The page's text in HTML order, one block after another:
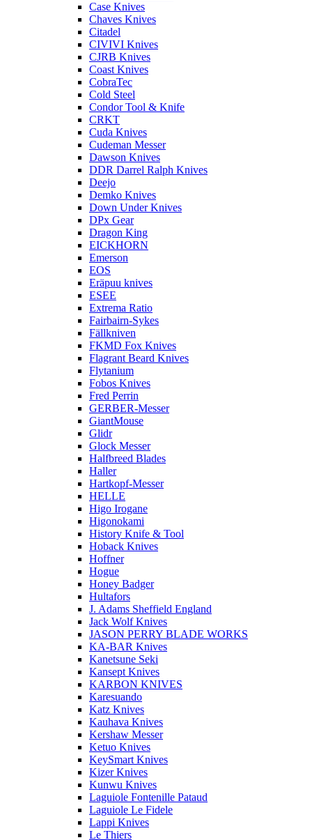
Case Knives
Chaves Knives
Citadel
CIVIVI Knives
CJRB Knives
Coast Knives
CobraTec
Cold Steel
Condor Tool & Knife
CRKT
Cuda Knives
Cudeman Messer
Dawson Knives
DDR Darrel Ralph Knives
Deejo
Demko Knives
Down Under Knives
DPx Gear
Dragon King
EICKHORN
Emerson
EOS
Eräpuu knives
ESEE
Extrema Ratio
Fairbairn-Sykes
Fällkniven
FKMD Fox Knives
Flagrant Beard Knives
Flytanium
Fobos Knives
Fred Perrin
GERBER-Messer
GiantMouse
Glidr
Glock Messer
Halfbreed Blades
Haller
Hartkopf-Messer
HELLE
Higo Irogane
Higonokami
History Knife & Tool
Hoback Knives
Hoffner
Hogue
Honey Badger
Hultafors
J. Adams Sheffield England
Jack Wolf Knives
JASON PERRY BLADE WORKS
KA-BAR Knives
Kanetsune Seki
Kansept Knives
KARBON KNIVES
Karesuando
Katz Knives
Kauhava Knives
Kershaw Messer
Ketuo Knives
KeySmart Knives
Kizer Knives
Kunwu Knives
Laguiole Fontenille Pataud
Laguiole Le Fidele
Lappi Knives
Le Thiers